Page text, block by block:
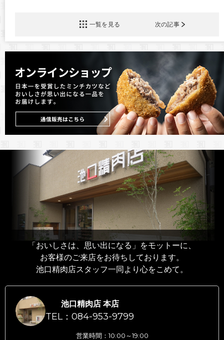
一覧を見る 次の記事
「おいしさは、思い出になる」をモットーに、
お客様のご来店をお待ちしております。
池口精肉店スタッフ一同より心をこめて。
池口精肉店 本店
TEL：084-953-9799
営業時間：10:00～19:00